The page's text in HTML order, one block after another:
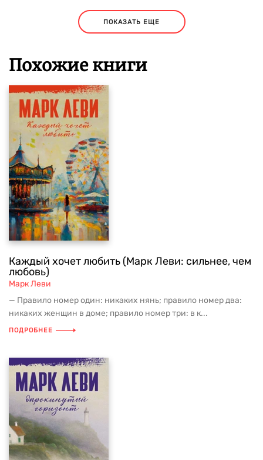
ПОКАЗАТЬ ЕЩЕ
Похожие книги
Каждый хочет любить (Марк Леви: сильнее, чем
любовь)
Марк Леви
— Правило номер один: никаких нянь; правило номер два:
никаких женщин в доме; правило номер три: в к...
ПОДРОБНЕЕ